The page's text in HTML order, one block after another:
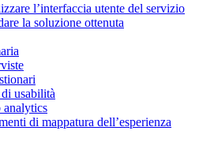
l’interfaccia utente del servizio
la soluzione ottenuta
usabilità
analytics
di mappatura dell’esperienza